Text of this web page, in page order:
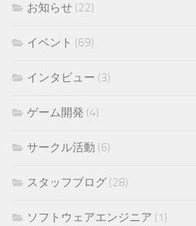
お知らせ (22)
イベント (69)
インタビュー (3)
ゲーム開発 (4)
サークル活動 (6)
スタッフブログ (28)
ソフトウェアエンジニア (1)